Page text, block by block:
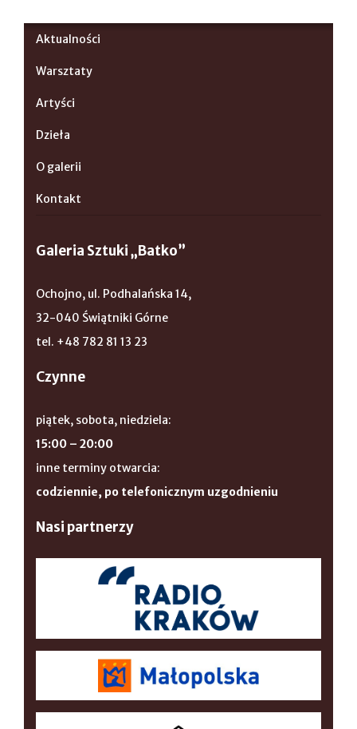
Aktualności
Warsztaty
Artyści
Dzieła
O galerii
Kontakt
Galeria Sztuki „Batko”
Ochojno, ul. Podhalańska 14,
32-040 Świątniki Górne
tel. +48 782 81 13 23
Czynne
piątek, sobota, niedziela:
15:00 – 20:00
inne terminy otwarcia:
codziennie, po telefonicznym uzgodnieniu
Nasi partnerzy